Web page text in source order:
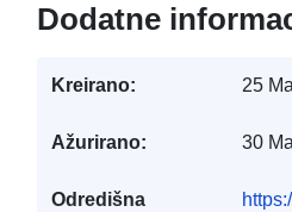
Dodatne
Kreirano: 25
Ažurirano: 30
Odredišna